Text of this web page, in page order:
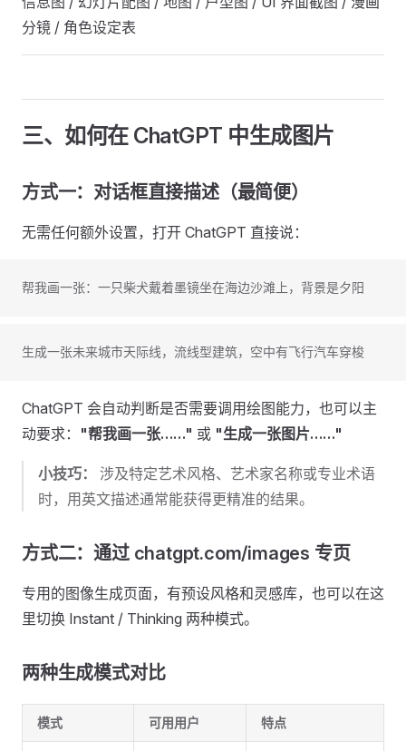
分镜 / 角色设定表
三、如何在 ChatGPT 中生成图片
方式一：对话框直接描述（最简便）
无需任何额外设置，打开 ChatGPT 直接说：
帮我画一张：一只柴犬戴着墨镜坐在海边沙滩上，背景是夕阳
生成一张未来城市天际线，流线型建筑，空中有飞行汽车穿梭
ChatGPT 会自动判断是否需要调用绘图能力，也可以主
动要求： "帮我画一张……" 或 "生成一张图片……"
小技巧：
涉及特定艺术风格、艺术家名称或专业术语
时，用英文描述通常能获得更精准的结果。
方式二：通过 chatgpt.com/images 专页
专用的图像生成页面，有预设风格和灵感库，也可以在这
里切换 Instant / Thinking 两种模式。
两种生成模式对比
模式 可用用户 特点